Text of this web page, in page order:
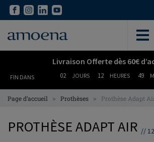
Skip
content
Skip
content
Livraison Offerte dès 60€
FIN DANS 02 JOURS 12 HEURES 49
Page d’accueil > Prothèses > Prothèse Adapt
PROTHÈSE ADAPT AIR //12